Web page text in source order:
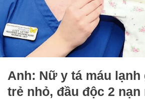
Anh: Nữ y tá máu lạnh
trẻ nhỏ, đầu độc 2 nạn